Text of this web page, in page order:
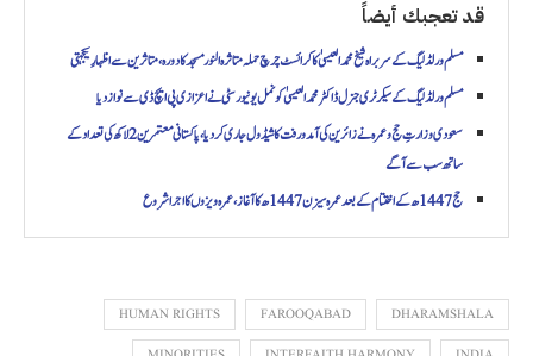
قد تعجبك أيضاً
مسلم ورلڈ لیگ کے سربراہ شیخ محمد العیسیٰ کا کرائسٹ چرچ حملہ متاثرہ النور مسجد کا دورہ، متاثرین سے اظہارِ یکجہتی
مسلم ورلڈ لیگ کے سیکرٹری جنرل ڈاکٹر محمد العیسیٰ کو نمل یونیورسٹی نے اعزازی پی ایچ ڈی سے نواز دیا
سعودی وزارتِ حج و عمرہ نے زائرین کی آمد و رفت کا شیڈول جاری کر دیا، پاکستانی معتمرین 2 لاکھ کی تعداد کے
ساتھ سب سے آگے
حج 1447ھ کے اختتام کے بعد عمرہ سیزن 1447ھ کا آغاز، عمرہ ویزوں کا اجرا شروع
DHARAMSHALA
FAROOQABAD
HUMAN RIGHTS